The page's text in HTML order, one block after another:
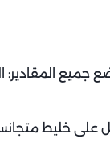
جميع المقادير:
خليط متجانس